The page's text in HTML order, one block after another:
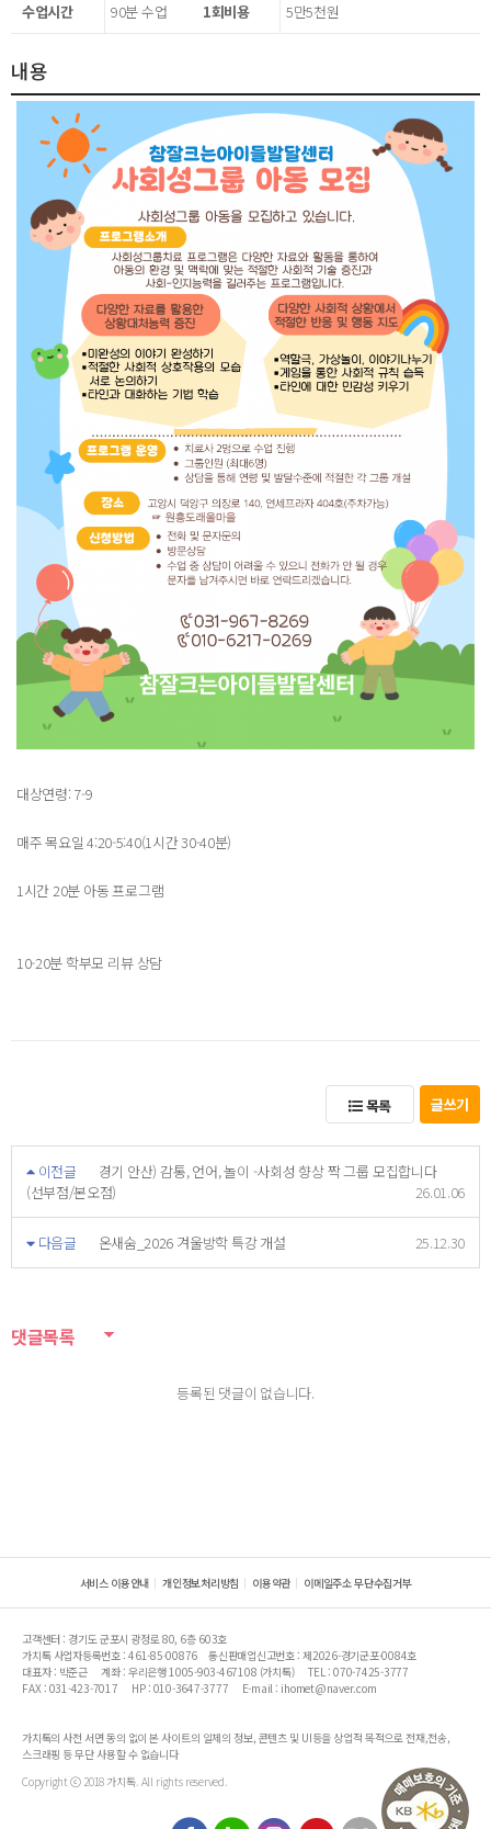
수업시간 90분 수업 1회비용 5만5천원
내용
대상연령: 7-9
매주 목요일 4:20-5:40(1시간 30-40분)
1시간 20분 아동 프로그램
10-20분 학부모 리뷰 상담
목록 글쓰기
이전글
경기 안산) 감통, 언어, 놀이 -사회성 향상 짝 그룹 모집합니다
(선부점/본오점)
26.01.06
다음글 온새숨_2026 겨울방학 특강 개설 25.12.30
댓글목록
등록된 댓글이 없습니다.
서비스 이용안내 개인정보처리방침 이용약관 이메일주소 무단수집거부
고객센터 : 경기도 군포시 광정로 80, 6층 603호
가치톡 사업자등록번호 : 461-85-00876
통신판매업신고번호 : 제2026-경기군포-0084호
대표자 : 박준근
계좌 : 우리은행 1005-903-467108 (가치톡)
TEL : 070-7425-3777
FAX : 031-423-7017
HP : 010-3647-3777 E-mail : ihomet@naver.com
가치톡의 사전 서면 동의 없이 본 사이트의 일체의 정보, 콘텐츠 및 UI등을 상업적 목적으로 전재,전송,
스크래핑 등 무단 사용할 수 없습니다
Copyright ⓒ 2018 가치톡. All rights reserved.